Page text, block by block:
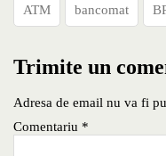
ATM bancomat
Trimite un
Adresa de email nu va fi
Comentariu *